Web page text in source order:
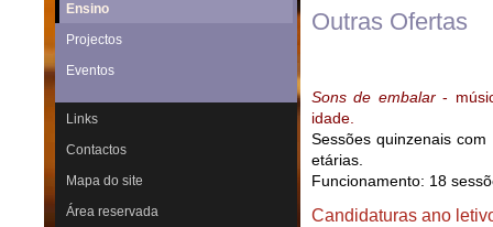
Ensino
Projectos
Eventos
Links
Contactos
Mapa do site
Área reservada
Outras Ofertas
Sons de embalar-
idade.
Sessões quinzenais
etárias.
Funcionamento: 18
Candidaturas ano